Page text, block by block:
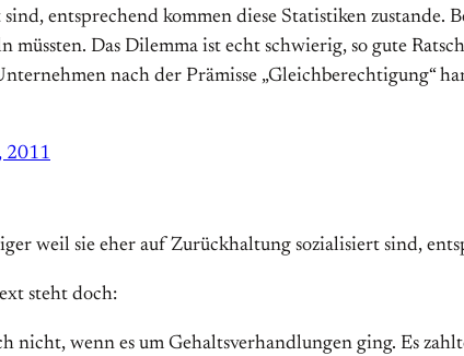
entsprechend kommen diese Statistiken zustande.
müssten. Das Dilemma ist echt schwierig, so gute
nach der Prämisse „Gleichberechtigung“
2011
weil sie eher auf Zurückhaltung sozialisiert sind,
steht doch:
nicht, wenn es um Gehaltsverhandlungen ging. Es